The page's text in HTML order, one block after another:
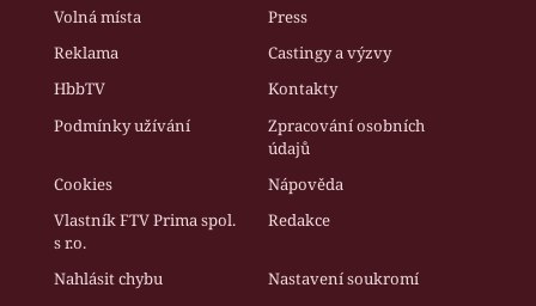
Volná místa
Press
Reklama
Castingy a výzvy
HbbTV
Kontakty
Podmínky užívání
Zpracování osobních
údajů
Cookies
Nápověda
Vlastník FTV Prima spol.
s r.o.
Redakce
Nahlásit chybu Nastavení soukromí